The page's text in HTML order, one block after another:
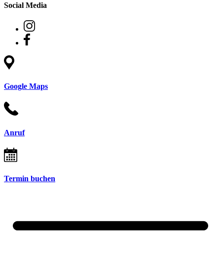
Social Media
Google Maps
Anruf
Termin buchen